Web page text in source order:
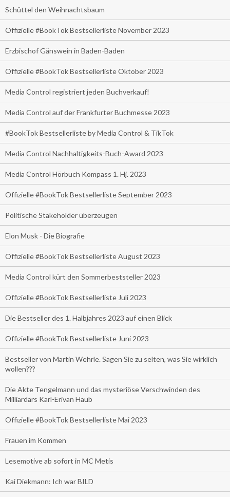
Schüttel den Weihnachtsbaum
Offizielle #BookTok Bestsellerliste November 2023
Erzbischof Gänswein in Baden-Baden
Offizielle #BookTok Bestsellerliste Oktober 2023
Media Control registriert jeden Buchverkauf!
Media Control auf der Frankfurter Buchmesse 2023
#BookTok Bestsellerliste by Media Control & TikTok
Media Control Nachhaltigkeits-Buch-Award 2023
Media Control Hörbuch Kompass 1. Hj. 2023
Offizielle #BookTok Bestsellerliste September 2023
Politische Stakeholder überzeugen
Elon Musk - Die Biografie
Offizielle #BookTok Bestsellerliste August 2023
Media Control kürt den Sommerbeststeller 2023
Offizielle #BookTok Bestsellerliste Juli 2023
Die Bestseller des 1. Halbjahres 2023 auf einen Blick
Offizielle #BookTok Bestsellerliste Juni 2023
Bestseller von Martin Wehrle. Sagen Sie zu selten, was Sie wirklich
wollen???
Die Akte Tengelmann und das mysteriöse Verschwinden des
Milliardärs Karl-Erivan Haub
Offizielle #BookTok Bestsellerliste Mai 2023
Frauen im Kommen
Lesemotive ab sofort in MC Metis
Kai Diekmann: Ich war BILD